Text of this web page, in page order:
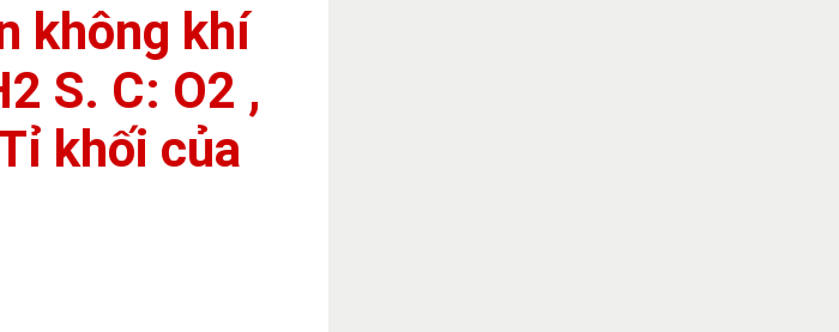
không khí
S. C: O2 ,
khối của